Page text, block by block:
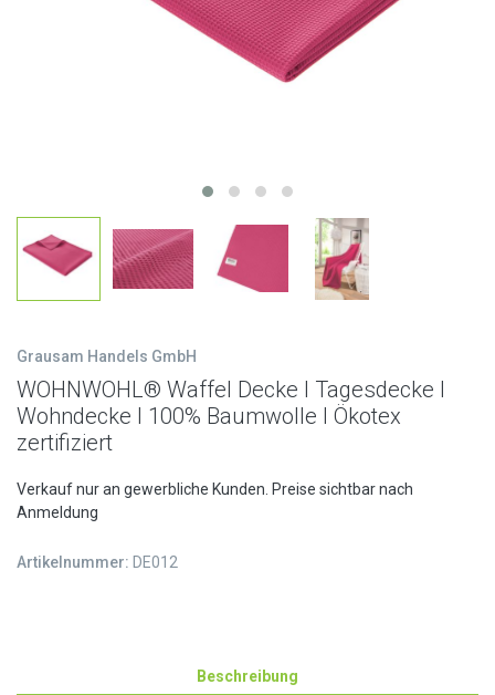
Grausam Handels GmbH
WOHNWOHL® Waffel Decke l Tagesdecke l
Wohndecke l 100% Baumwolle l Ökotex
zertifiziert
Verkauf nur an gewerbliche Kunden. Preise sichtbar nach
Anmeldung
Artikelnummer: DE012
Beschreibung